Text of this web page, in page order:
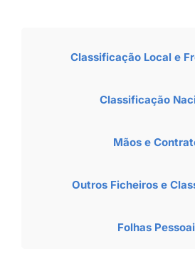
Classificação Local e
Classificação
Mãos e
Outros Ficheiros e
Folhas